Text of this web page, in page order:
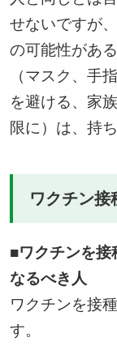
せないですが
の可能性があ
（マスク、手
を避ける、家
限に）は、持
ワクチン接
■ワクチンを接
なるべき人
ワクチンを接
す。